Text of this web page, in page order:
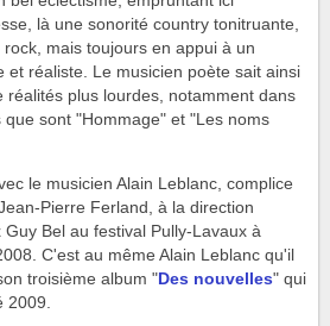
là une sonorité country tonitruante,
mais toujours en appui à un
et réaliste. Le musicien poète sait ainsi
réalités plus lourdes, notamment dans
sont "Hommage" et "Les noms
le musicien Alain Leblanc, complice
Pierre Ferland, à la direction
Bel au festival Pully-Lavaux à
C'est au même Alain Leblanc qu'il
troisième album " Des nouvelles" qui
2009.